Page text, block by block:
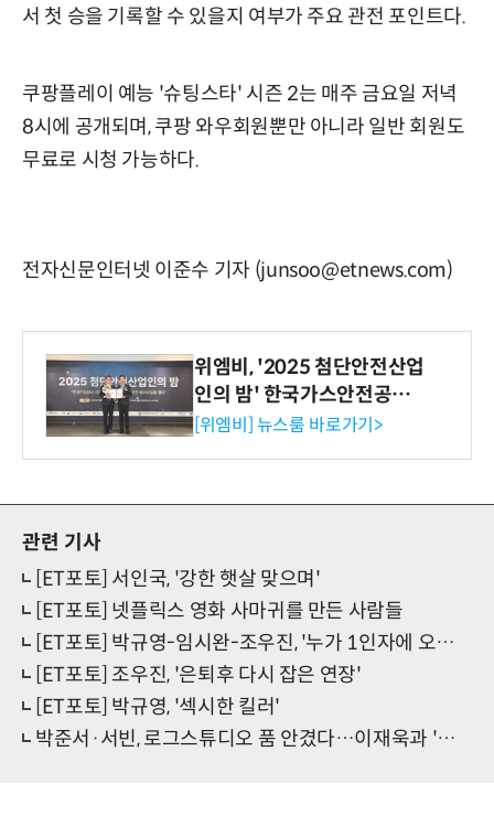
서 첫 승을 기록할 수 있을지 여부가 주요 관전 포인트다.
쿠팡플레이 예능 '슈팅스타' 시즌 2는 매주 금요일 저녁
8시에 공개되며, 쿠팡 와우회원뿐만 아니라 일반 회원도
무료로 시청 가능하다.
전자신문인터넷 이준수 기자 (junsoo@etnews.com)
위엠비, '2025 첨단안전산업
인의 밤' 한국가스안전공사
사장상 수상
[위엠비] 뉴스룸 바로가기>
관련 기사
[ET포토] 서인국, '강한 햇살 맞으며'
[ET포토] 넷플릭스 영화 사마귀를 만든 사람들
[ET포토] 박규영-임시완-조우진, '누가 1인자에 오를까'
[ET포토] 조우진, '은퇴후 다시 잡은 연장'
[ET포토] 박규영, '섹시한 킬러'
박준서·서빈, 로그스튜디오 품 안겼다…이재욱과 '한솥밥'